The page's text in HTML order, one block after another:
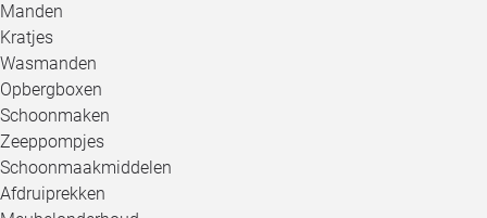
Manden
Kratjes
Wasmanden
Opbergboxen
Schoonmaken
Zeeppompjes
Schoonmaakmiddelen
Afdruiprekken